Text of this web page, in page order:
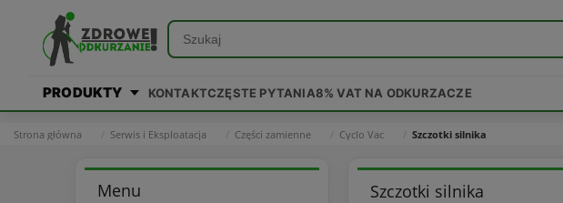
PRODUKTY KONTAKTCZĘSTE PYTANIA8% VAT NA ODKURZACZE
Strona główna Serwis i Eksploatacja Części zamienne Cyclo Vac Szczotki silnika
Menu Szczotki silnika